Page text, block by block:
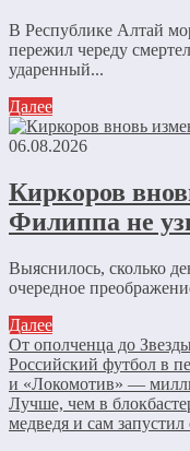
В Республике Алтай
пережил череду
ударенный...
Далее
06.08.2026
Киркоров
Филиппа не
Выяснилось, сколько
очередное
Далее
От ополченца до
Российский футбол в
и «Локомотив» —
Лучше, чем в
медведя и сам